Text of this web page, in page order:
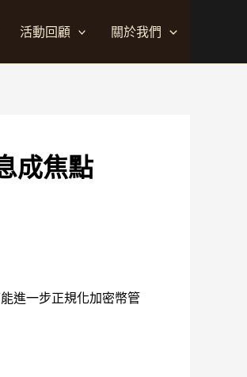
活動回顧 關於我們
成焦點
進一步正規化加密幣管